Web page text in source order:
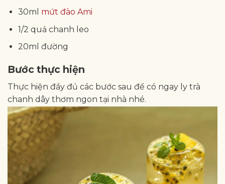
30ml mứt đào Ami
1/2 quả chanh leo
20ml đường
Bước thực hiện
Thực hiện đầy đủ các bước sau để có ngay ly trà
chanh dây thơm ngon tại nhà nhé.